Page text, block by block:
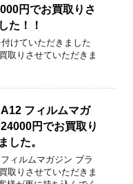
円でお買取りさ
た！！
けていただきました
取りさせていただきま
フィルムマガ
円でお買取り
した。
ィルムマガジン ブラ
取りさせていただきま